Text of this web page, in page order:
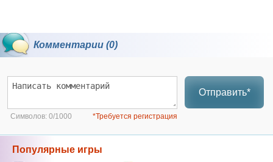
Комментарии (0)
Отправить*
Символов: 0/1000 *Требуется регистрация
Популярные игры